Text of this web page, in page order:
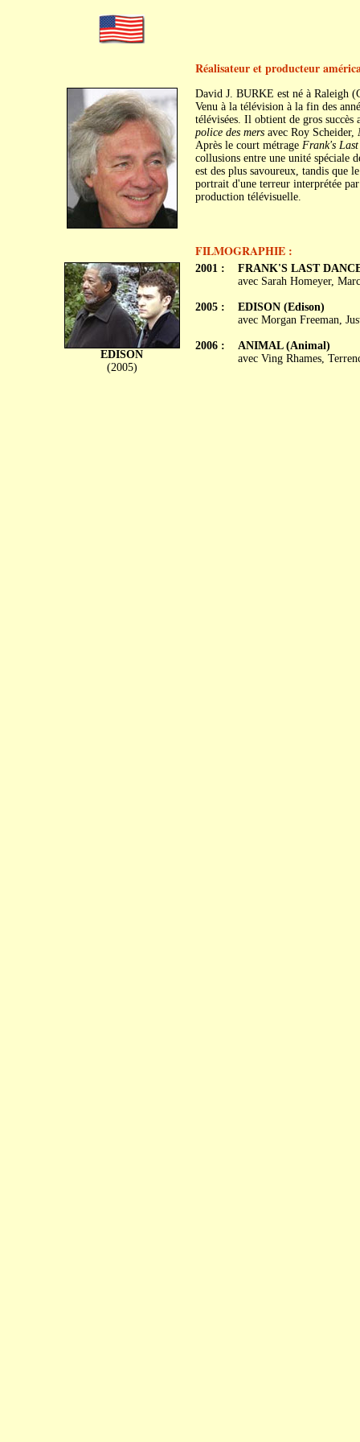
Réalisateur et producteur
David J. BURKE est né à Raleigh
Venu à la télévision à la fin des
télévisées. Il obtient de gros succès
police des mersavec Roy Scheider,
Après le court métrage Frank's
collusions entre une unité spéciale
est des plus savoureux, tandis que
portrait d'une terreur interprétée
production télévisuelle.
FILMOGRAPHIE :
EDISON
(2005)
2001 :
2005 :
2006 :
FRANK'S LAST
avec Sarah Homeyer,
EDISON (Edison)
avec Morgan Freeman,
ANIMAL (Animal)
avec Ving Rhames,